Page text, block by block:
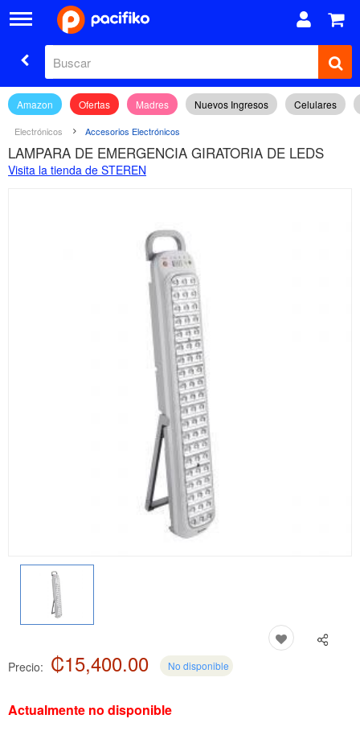
Amazon Ofertas Madres Nuevos Ingresos Celulares
Electrónicos Accesorios Electrónicos
LAMPARA DE EMERGENCIA GIRATORIA DE LEDS
Visita la tienda de STEREN
Precio: ₡15,400.00 No disponible
Actualmente no disponible